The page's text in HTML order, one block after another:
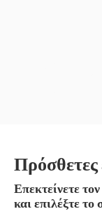
Πρόσθετες
Επεκτείνετε
και επιλέξτε το